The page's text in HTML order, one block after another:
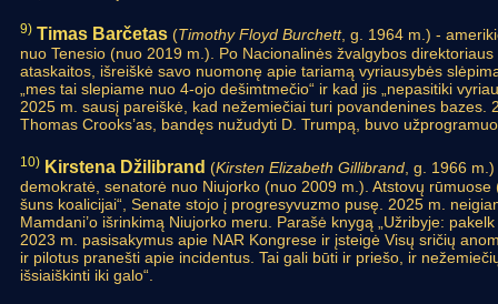
9) Timas Barčetas (Timothy Floyd Burchett, g. 1964 m.) -
nuo Tenesio (nuo 2019 m.). Po Nacionalinės žvalgybos
ataskaitos, išreiškė savo nuomonę apie tariamą vyriausybės
„mes tai slepiame nuo 4-ojo dešimtmečio“ ir kad jis „nepasitiki
2025 m. sausį pareiškė, kad nežemiečiai turi povandenines bazes.
Thomas Crooks’as, bandęs nužudyti D. Trumpą, buvo
10) Kirstena Džilibrand (Kirsten Elizabeth Gillibrand , g. 1966
demokratė, senatorė nuo Niujorko (nuo 2009 m.). Atstovų
šuns koalicijai“, Senate stojo į progresyvuzmo pusę. 2025 m.
Mamdani’o išrinkimą Niujorko meru. Parašė knygą „Užribyje:
2023 m. pasisakymus apie NAR Kongrese ir įsteigė Visų sričių
ir pilotus pranešti apie incidentus. Tai gali būti ir priešo, ir
išsiaiškinti iki galo“.